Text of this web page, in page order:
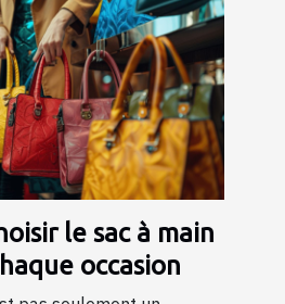
le sac à main
occasion